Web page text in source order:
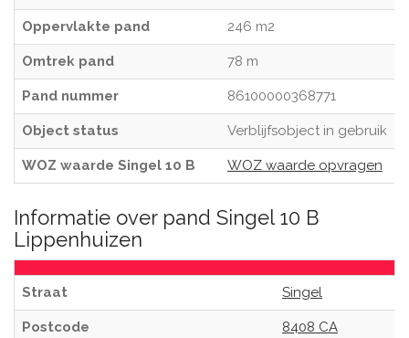
Oppervlakte pand 246 m2
Omtrek pand 78 m
Pand nummer 86100000368771
Object status Verblijfsobject in gebruik
WOZ waarde Singel 10 B WOZ waarde opvragen
Informatie over pand Singel 10 B
Lippenhuizen
Straat Singel
Postcode 8408 CA